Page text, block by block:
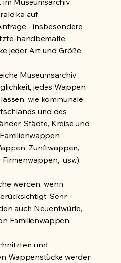
auf
- insbesondere
handbemalte
jeder Art und Größe.
Museumsarchiv
jedes Wappen
wie kommunale
und des
Städte, Kreise und
Zunftwappen,
Firmenwappen, usw).
werden, wenn
Sehr
auch Neuentwürfe,
Familienwappen.
und
Wappenstücke werden